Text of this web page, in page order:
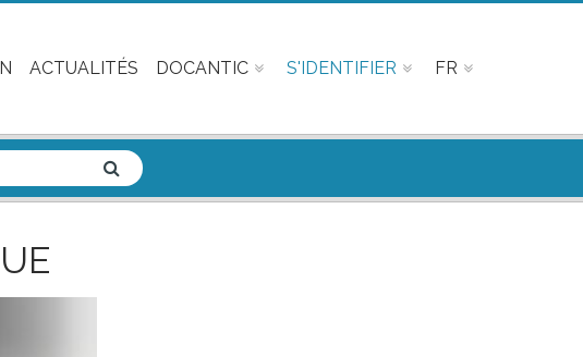
ACTUALITÉS DOCANTIC S'IDENTIFIER FR